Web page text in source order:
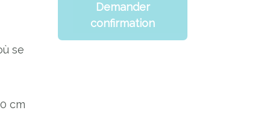
se
cm
Demander
confirmation